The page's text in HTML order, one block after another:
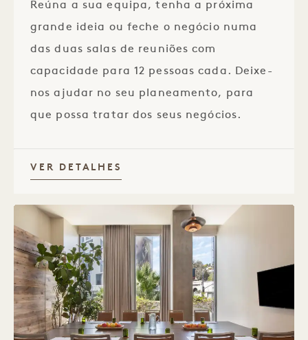
Reúna a sua equipa, tenha a próxima
grande ideia ou feche o negócio numa
das duas salas de reuniões com
capacidade para 12 pessoas cada. Deixe-
nos ajudar no seu planeamento, para
que possa tratar dos seus negócios.
VER DETALHES